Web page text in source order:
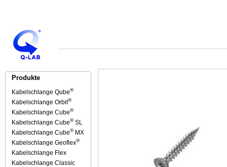
Produkte
Kabelschlange Qube®
Kabelschlange Orbit®
Kabelschlange Cube®
Kabelschlange Cube®SL
Kabelschlange Cube®MX
Kabelschlange Geoflex®
Kabelschlange Flex
Kabelschlange Classic